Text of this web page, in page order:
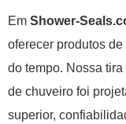
Em Shower-
oferecer produtos
do tempo. Nossa
de chuveiro foi
superior,